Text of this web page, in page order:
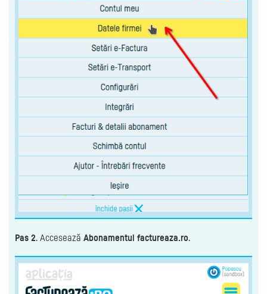
Pas 2. Accesează Abonamentul factureaza.ro.